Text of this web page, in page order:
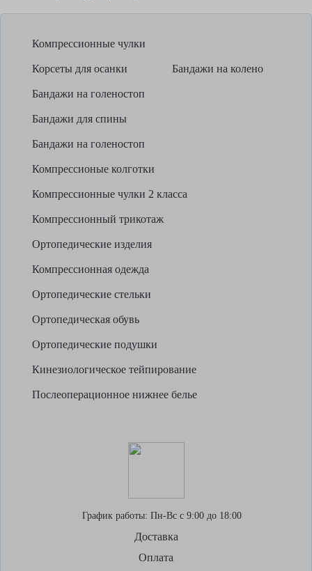
Компрессионные чулки
Корсеты для осанки Бандажи на колено
Бандажи на голеностоп
Бандажи для спины
Бандажи на голеностоп
Компрессионые колготки
Компрессионные чулки 2 класса
Компрессионный трикотаж
Ортопедические изделия
Компрессионная одежда
Ортопедические стельки
Ортопедическая обувь
Ортопедические подушки
Кинезиологическое тейпирование
Послеоперационное нижнее белье
График работы: Пн-Вс с 9:00 до 18:00
Доставка
Оплата